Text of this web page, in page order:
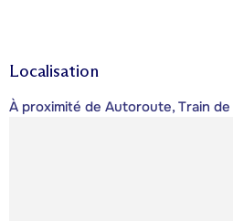
Localisation
À proximité de Autoroute, Train de